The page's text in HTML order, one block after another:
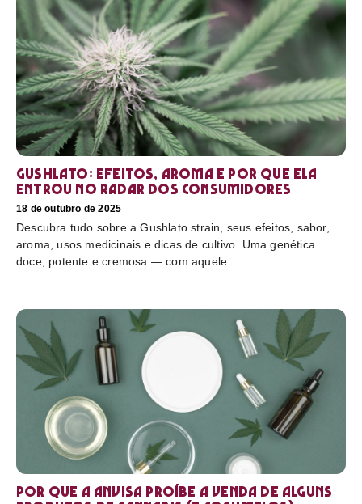
Gushlato: efeitos, aroma e por que ela
entrou no radar dos consumidores
18 de outubro de 2025
Descubra tudo sobre a Gushlato strain, seus efeitos, sabor,
aroma, usos medicinais e dicas de cultivo. Uma genética
doce, potente e cremosa — com aquele
Por que a Anvisa proíbe a venda de alguns